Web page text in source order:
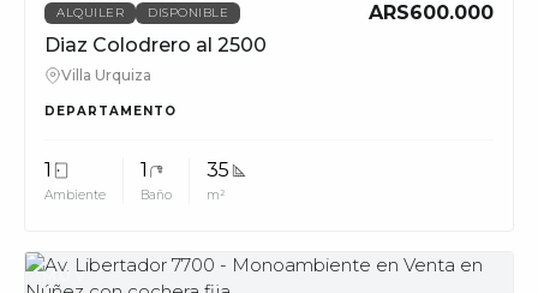
ALQUILER DISPONIBLE
ARS600.000
Diaz Colodrero al 2500
Villa Urquiza
DEPARTAMENTO
1
Ambiente
1
Baño
35
m²
MUV